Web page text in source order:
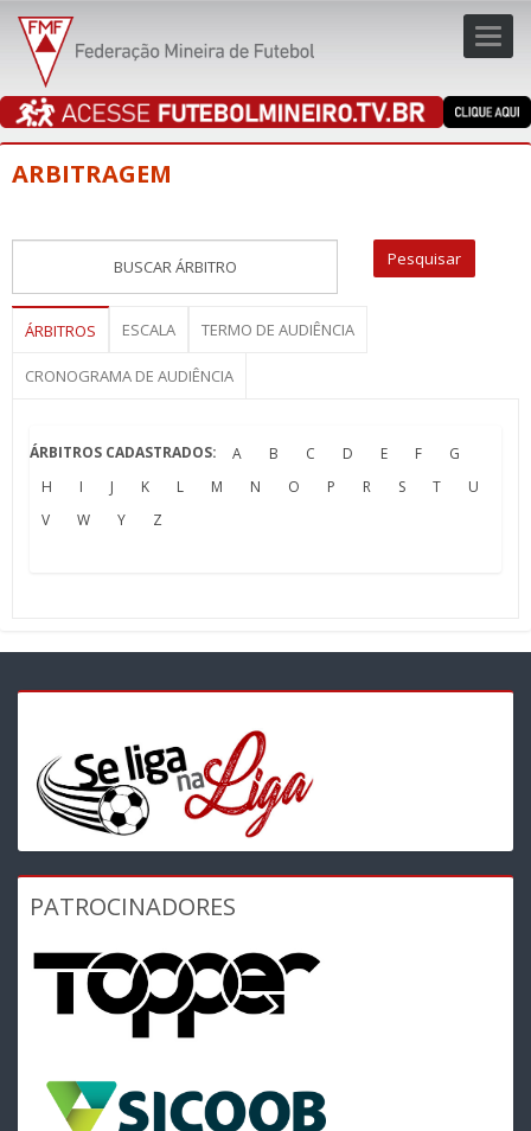
ARBITRAGEM
ÁRBITROS ESCALA TERMO DE AUDIÊNCIA
CRONOGRAMA DE AUDIÊNCIA
ÁRBITROS CADASTRADOS: A B C D E F
G
H
I J K L M N O P R S T
U
V
W Y Z
PATROCINADORES